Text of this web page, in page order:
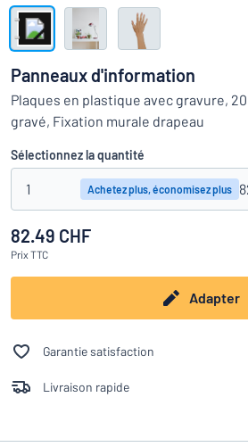
ne parvenez pas à trouver ce que vous
Montrer toutes les catégories
Demande
devis
Se
connecter
Service
clients
/ Entreprise
Français
Panneaux d'information
Plaques en plastique avec gravure,
gravé, Fixation murale drapeau
Sélectionnez la quantité
1 Achetez plus, économisez plus
82.49 CHF
PrixTTC
Adapter
Garantie satisfaction
Livraison rapide